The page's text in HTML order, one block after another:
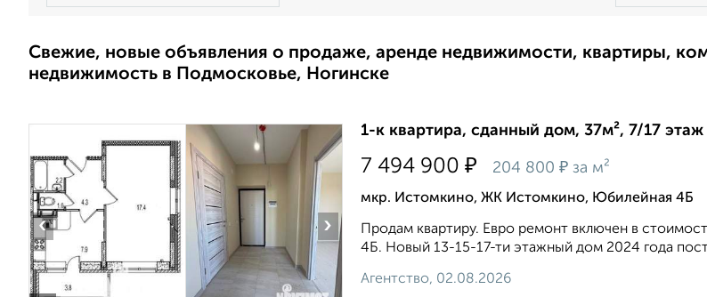
Свежие, новые объявления о продаже, аренде недвижимости, квартиры,
недвижимость в Подмосковье, Ногинске
‹ ›
1-к квартира, сданный дом, 37м², 7/17 этаж
7 494 900 ₽ 204 800 ₽ за м²
мкр. Истомкино, ЖК Истомкино, Юбилейная 4Б
Продам квартиру. Евро ремонт включен в
4Б. Новый 13-15-17-ти этажный дом 2024 года
Агентство, 02.08.2026